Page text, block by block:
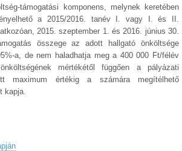
támogatási komponens, melynek keretében
a 2015/2016. tanév I. vagy I. és II.
2015. szeptember 1. és 2016. június 30.
összege az adott hallgató önköltsége
a, de nem haladhatja meg a 400 000 Ft/félév
mértékétől függően a pályázati
maximum értékig a számára megítélhető
kapja.